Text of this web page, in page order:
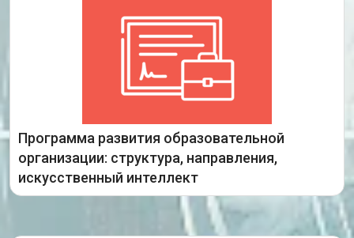
Программа развития образовательной
организации: структура, направления,
искусственный интеллект
выступили с лекциями перед педагогами
образовательных организаций Иркутска. В своих
выступлениях они говорили о программе
развития как о стратегическом документе
образовательной
Подробнее